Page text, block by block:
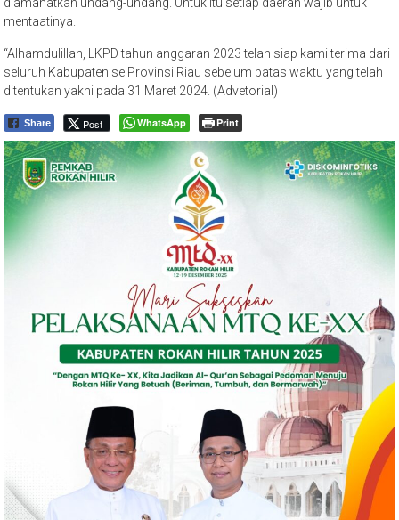
mentaatinya.
“Alhamdulillah, LKPD tahun anggaran 2023 telah siap kami terima dari
seluruh Kabupaten se Provinsi Riau sebelum batas waktu yang telah
ditentukan yakni pada 31 Maret 2024. (Advetorial)
Share Post WhatsApp Print